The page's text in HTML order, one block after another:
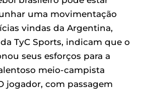
uma movimentação
vindas da Argentina,
TyC Sports, indicam que o
seus esforços para a
meio-campista
jogador, com passagem